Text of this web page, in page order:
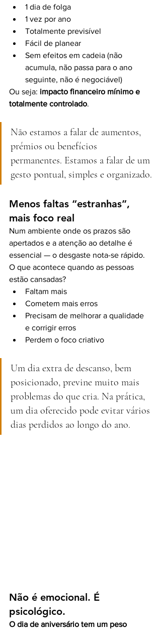
1 dia de folga
1 vez por ano
Totalmente previsível
Fácil de planear
Sem efeitos em cadeia (não
acumula, não passa para o ano
seguinte, não é negociável)
Ou seja: impacto financeiro mínimo e
totalmente controlado.
Não estamos a falar de aumentos,
prémios ou benefícios
permanentes. Estamos a falar de um
gesto pontual, simples e organizado.
Menos faltas “estranhas”,
mais foco real
Num ambiente onde os prazos são
apertados e a atenção ao detalhe é
essencial — o desgaste nota-se rápido.
O que acontece quando as pessoas
estão cansadas?
Faltam mais
Cometem mais erros
Precisam de melhorar a qualidade
e corrigir erros
Perdem o foco criativo
Um dia extra de descanso, bem
posicionado, previne muito mais
problemas do que cria. Na prática,
um dia oferecido pode evitar vários
dias perdidos ao longo do ano.
Não é emocional. É
psicológico.
O dia de aniversário tem um peso